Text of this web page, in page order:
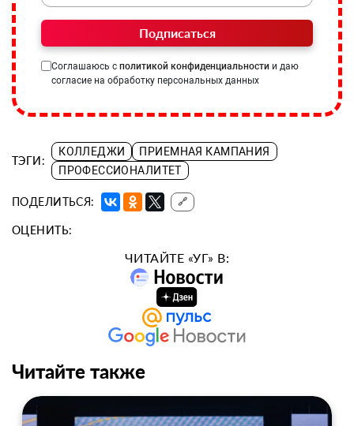
Подписаться
Соглашаюсь с политикой конфиденциальности и даю
согласие на обработку персональных данных
ТЭГИ:
КОЛЛЕДЖИ
ПРИЕМНАЯ КАМПАНИЯ
ПРОФЕССИОНАЛИТЕТ
ПОДЕЛИТЬСЯ: 🔗
ОЦЕНИТЬ:
ЧИТАЙТЕ «УГ» В:
Читайте также